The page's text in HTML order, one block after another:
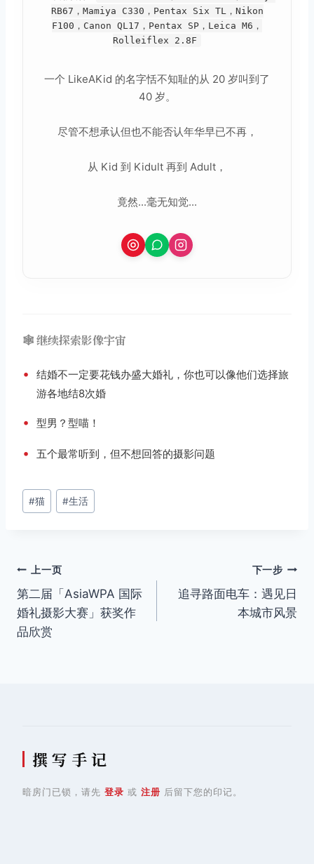
RB67，Mamiya C330，Pentax Six TL，Nikon
F100，Canon QL17，Pentax SP，Leica M6，
Rolleiflex 2.8F
一个 LikeAKid 的名字恬不知耻的从 20 岁叫到了
40 岁。
尽管不想承认但也不能否认年华早已不再，
从 Kid 到 Kidult 再到 Adult，
竟然...毫无知觉...
🕸️ 继续探索影像宇宙
•
结婚不一定要花钱办盛大婚礼，你也可以像他们选择旅
游各地结8次婚
• 型男？型喵！
• 五个最常听到，但不想回答的摄影问题
文
章
#猫 #生活
文
章
导
上一页
第二届「AsiaWPA 国际
婚礼摄影大赛」获奖作
品欣赏
下一步
追寻路面电车：遇见日
本城市风景
撰 写 手 记
暗房门已锁，请先 登录 或 注册 后留下您的印记。
取消 搜索